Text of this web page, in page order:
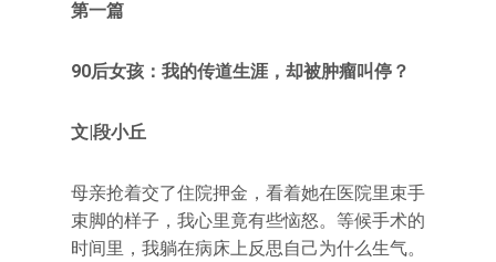
第一篇
90后女孩：我的传道生涯，却被肿瘤叫停？
文|段小丘
母亲抢着交了住院押金，看着她在医院里束手
束脚的样子，我心里竟有些恼怒。等候手术的
时间里，我躺在病床上反思自己为什么生气。